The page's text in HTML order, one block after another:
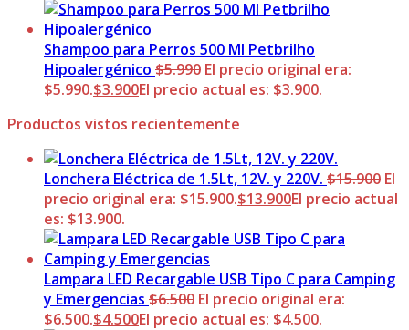
Shampoo para Perros 500 Ml Petbrilho
Hipoalergénico $5.990 El precio original era:
$5.990.$3.900El precio actual es: $3.900.
Productos vistos recientemente
Lonchera Eléctrica de 1.5Lt, 12V. y 220V. $15.900 El
precio original era: $15.900.$13.900El precio actual
es: $13.900.
Lampara LED Recargable USB Tipo C para Camping
y Emergencias $6.500 El precio original era:
$6.500.$4.500El precio actual es: $4.500.